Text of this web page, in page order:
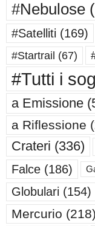
#Nebulose
#Satelliti (169)
#Startrail (67)
#Tutti i
a Emissione
a Riflessione
Crateri (336)
Falce (186)
Globulari (154)
Mercurio (218)